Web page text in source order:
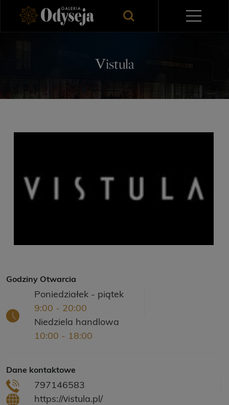
Vistula
Godziny Otwarcia
Poniedziałek - piątek
9:00 - 20:00
Niedziela handlowa
10:00 - 18:00
Dane kontaktowe
797146583
https://vistula.pl/